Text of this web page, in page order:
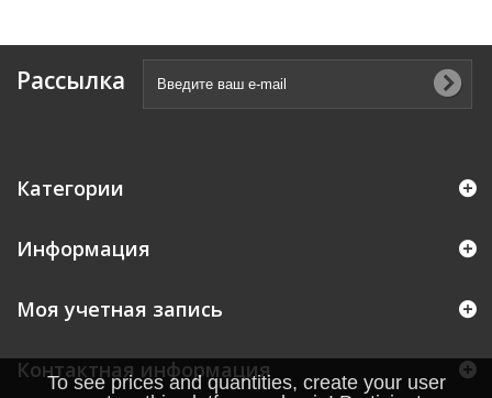
To see prices and quantities, create your user
Рассылка
Категории
Информация
Моя учетная запись
Контактная информация